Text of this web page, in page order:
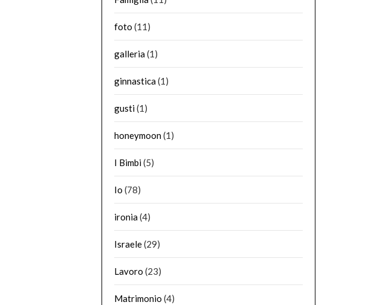
foto (11)
galleria(1)
ginnastica(1)
gusti(1)
honeymoon(1)
I Bimbi(5)
Io (78)
ironia(4)
Israele(29)
Lavoro (23)
Matrimonio (4)